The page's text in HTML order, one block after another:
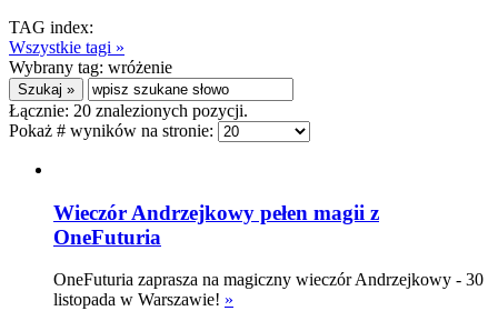
TAG index:
Wszystkie tagi »
Wybrany tag: wróżenie
Łącznie: 20 znalezionych pozycji.
Pokaż # wyników na stronie:
Wieczór Andrzejkowy pełen magii z
OneFuturia
OneFuturia zaprasza na magiczny wieczór Andrzejkowy - 30
listopada w Warszawie! »